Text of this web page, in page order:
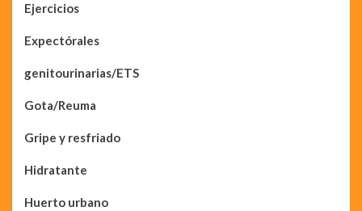
Ejercicios
Expectórales
genitourinarias/ETS
Gota/Reuma
Gripe y resfriado
Hidratante
Huerto urbano